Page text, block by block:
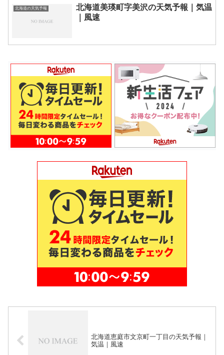
北海道の天気予報
北海道美瑛町字美沢の天気予報｜気温
｜風速
北海道恵庭市文京町一丁目の天気予報｜
気温｜風速